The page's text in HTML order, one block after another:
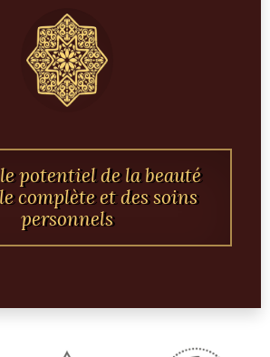
potentiel de la beauté
complète et des soins
personnels